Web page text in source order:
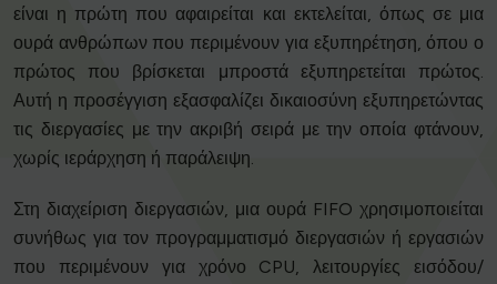
είναι η πρώτη που αφαιρείται και εκτελείται, όπως σε μια
ουρά ανθρώπων που περιμένουν για εξυπηρέτηση, όπου ο
πρώτος που βρίσκεται μπροστά εξυπηρετείται πρώτος.
Αυτή η προσέγγιση εξασφαλίζει δικαιοσύνη εξυπηρετώντας
τις διεργασίες με την ακριβή σειρά με την οποία φτάνουν,
χωρίς ιεράρχηση ή παράλειψη.
Στη διαχείριση διεργασιών, μια ουρά FIFO χρησιμοποιείται
συνήθως για τον προγραμματισμό διεργασιών ή εργασιών
που περιμένουν για χρόνο CPU, λειτουργίες εισόδου/